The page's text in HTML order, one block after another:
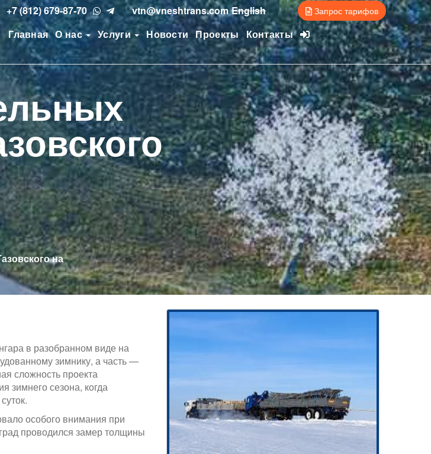
+7 (812) 679-87-70 vtn@vneshtrans.com English Запрос тарифов
Главная О нас Услуги Новости Проекты Контакты
на
в разобранном виде на
зимнику, а часть —
сложность проекта
зимнего сезона, когда
особого внимания при
проводился замер толщины